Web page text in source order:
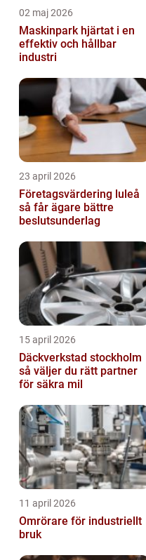
02 maj 2026
Maskinpark hjärtat i en
effektiv och hållbar
industri
23 april 2026
Företagsvärdering luleå
så får ägare bättre
beslutsunderlag
15 april 2026
Däckverkstad stockholm
så väljer du rätt partner
för säkra mil
11 april 2026
Omrörare för industriellt
bruk